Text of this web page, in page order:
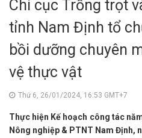
Chi cục Trồng trọt
tỉnh Nam Định tổ
bồi dưỡng chuyên
vệ thực vật
Thứ 6, 26/01/2024, 16:53 GMT+7
Thực hiện Kế hoạch công tác
Nông nghiệp & PTNT Nam Định,